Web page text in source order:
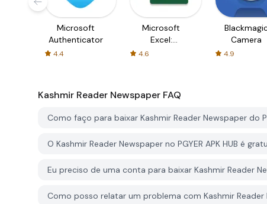
Microsoft
Authenticator
4.4
Microsoft
Excel:
Spreadsheets
4.6
Camera
4.9
Kashmir Reader Newspaper FAQ
Como faço para baixar Kashmir Reader Newspaper do
O Kashmir Reader Newspaper no PGYER APK HUB é
Eu preciso de uma conta para baixar Kashmir Reader
Como posso relatar um problema com Kashmir Reader